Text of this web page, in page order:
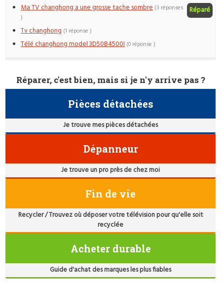
Ma TV changhong a une grosse tache sombre Réparé
(3 réponses
)
Tv changhong (1 réponse )
Télé changhong model 3D50B4500I (0 réponse )
Réparer, c'est bien, mais si je n'y arrive pas ?
Pièces détachées
Je trouve mes pièces détachées
Dépanneur
Je trouve un pro près de chez moi
Fin de vie
Recycler / Trouvez où déposer votre télévision pour qu'elle soit
recyclée
Acheter durable
Guide d'achat des marques les plus fiables